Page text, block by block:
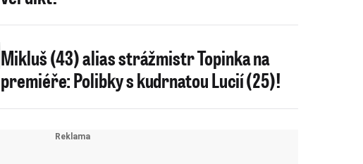
Mikluš (43) alias strážmistr Topinka na
premiéře: Polibky s kudrnatou Lucií (25)!